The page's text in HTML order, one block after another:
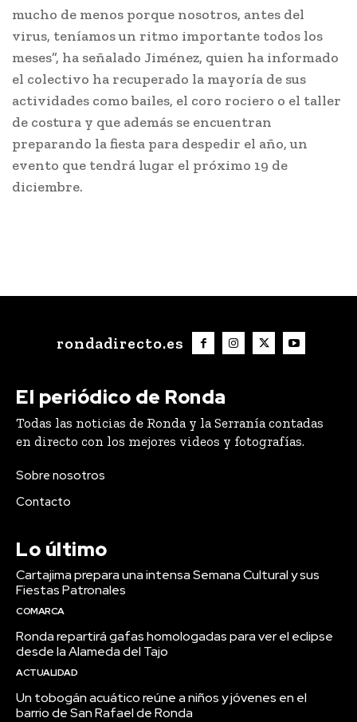
mucho de menos porque nosotros, antes del
virus, teníamos un ritmo importante todos los
meses”, ha señalado Jiménez, quien ha informado
el colectivo ha recuperado la mayoría de sus
actividades como bailes, el coro rociero o el taller
de costura y que además se encuentran
preparando la fiesta para despedir el año, un
evento que tendrá lugar el próximo 19 de
diciembre.
rondadirecto.es
El periódico de Ronda
Todas las noticias de Ronda y la Serranía contadas
en directo con los mejores videos y fotografías.
Sobre nosotros
Contacto
Lo último
Cartajima prepara una intensa Semana Cultural y sus
Fiestas Patronales
COMARCA
Ronda repartirá gafas homologadas para ver el eclipse
desde la Alameda del Tajo
ACTUALIDAD
Un tobogán acuático reúne a niños y jóvenes en el
barrio de San Rafael de Ronda